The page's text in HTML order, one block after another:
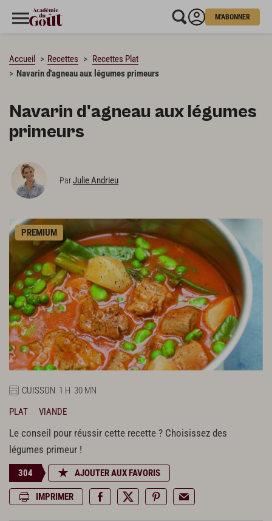
M'ABONNER
Accueil Recettes
Recettes Plat
Navarin d'agneau aux légumes primeurs
Navarin d'agneau aux légumes
primeurs
ParJulie Andrieu
PREMIUM
CUISSON 1 H 30 MN
PLAT
VIANDE
Le conseil pour réussir cette recette ? Choisissez des
légumes primeur !
304 AJOUTER AUX FAVORIS
IMPRIMER
CHARGEMENT…